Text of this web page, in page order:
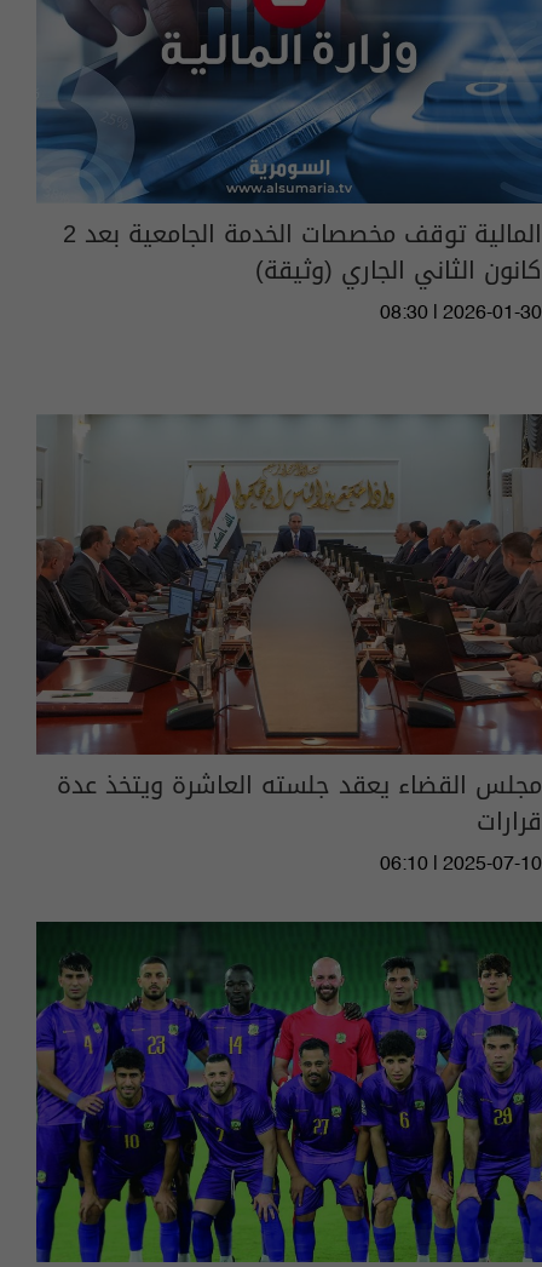
المالية توقف مخصصات الخدمة الجامعية بعد 2
كانون الثاني الجاري (وثيقة)
08:30 | 2026-01-30
مجلس القضاء يعقد جلسته العاشرة ويتخذ عدة
قرارات
06:10 | 2025-07-10